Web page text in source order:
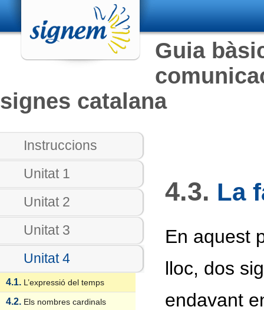
Guia
signes catalana
Instruccions
Unitat 1
Unitat 2
Unitat 3
Unitat 4
4.1. L’expressió del temps
4.2. Els nombres cardinals
4.3. La
En aquest
lloc, dos
endavant